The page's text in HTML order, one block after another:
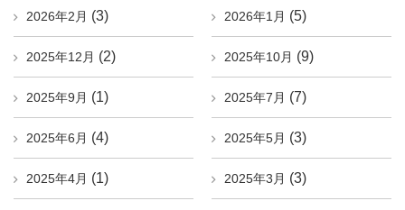
2026年2月 (3) 2026年1月 (5)
2025年12月 (2) 2025年10月 (9)
2025年9月 (1) 2025年7月 (7)
2025年6月 (4) 2025年5月 (3)
2025年4月 (1) 2025年3月 (3)